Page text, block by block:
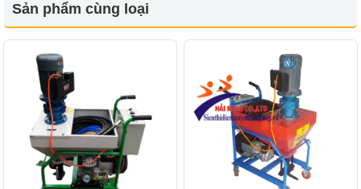
Sản phẩm cùng loại